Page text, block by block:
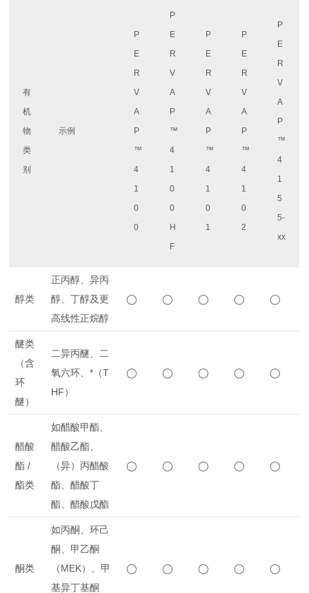
有
机
物
类
别
示例
P
E
R
V
A
P
™
4
1
0
0
P
E
R
V
A
P
™
4
1
0
0
H
F
P
E
R
V
A
P
™
4
1
0
1
P
E
R
V
A
P
™
4
1
0
2
P
E
R
V
A
P
™
4
1
5
5-
xx
醇类
正丙醇、异丙
醇、丁醇及更
高线性正烷醇
◯ ◯ ◯ ◯ ◯
醚类
（含
环
醚）
二异丙醚、二
氧六环、*（T
HF）
◯ ◯ ◯ ◯ ◯
醋酸
酯 /
酯类
如醋酸甲酯、
醋酸乙酯、
（异）丙醋酸
酯、醋酸丁
酯、醋酸戊酯
◯ ◯ ◯ ◯ ◯
酮类
如丙酮、环己
酮、甲乙酮
（MEK）、甲
基异丁基酮
◯ ◯ ◯ ◯ ◯